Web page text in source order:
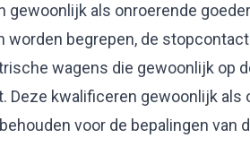
gewoonlijk als onroerende
worden begrepen, de
wagens die gewoonlijk op
Deze kwalificeren gewoonlijk als
voor de bepalingen van